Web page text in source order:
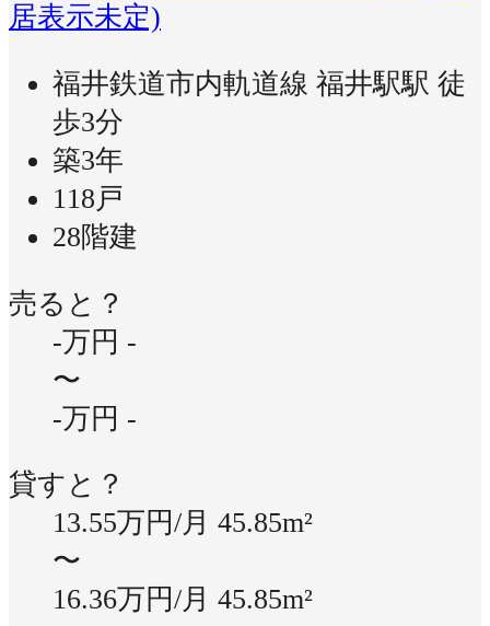
居表示未定)
福井鉄道市内軌道線 福井駅駅 徒
歩3分
築3年
118戸
28階建
売ると？
-万円 -
〜
-万円 -
貸すと？
13.55万円/月 45.85m²
〜
16.36万円/月 45.85m²